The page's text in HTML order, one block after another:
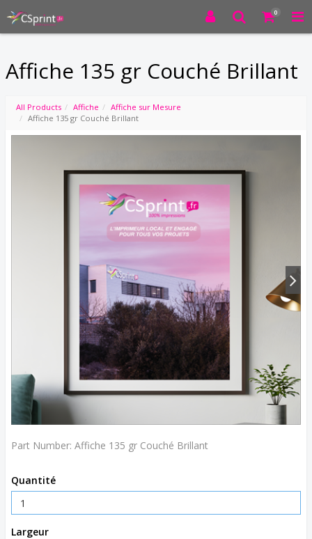
0
Affiche 135 gr Couché Brillant
All Products Affiche
Affiche sur Mesure
Affiche 135 gr Couché Brillant
Part Number: Affiche 135 gr Couché Brillant
Quantité
Largeur